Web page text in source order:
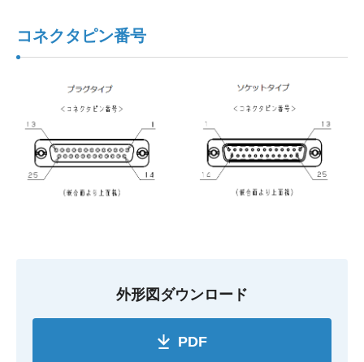
コネクタピン番号
外形図ダウンロード
PDF